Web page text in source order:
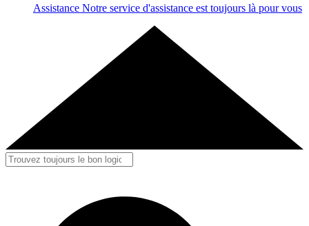
Assistance Notre service d'assistance est toujours là pour vous